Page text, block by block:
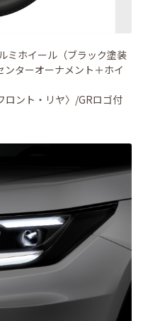
ホイール（ブラック塗装
ターオーナメント＋ホイ
ロント・リヤ〉/GRロゴ付